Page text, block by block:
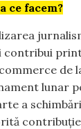
ce facem?
contribui
de
lunar
a